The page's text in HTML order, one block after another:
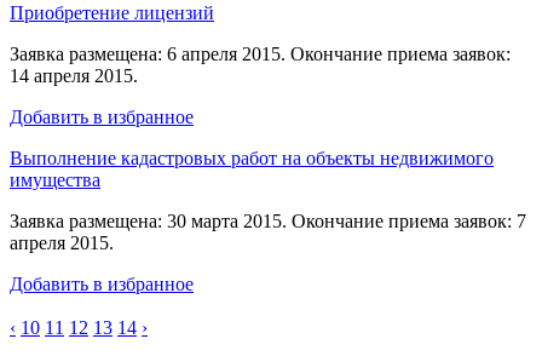
Приобретение лицензий
Заявка размещена: 6 апреля 2015. Окончание приема заявок:
14 апреля 2015.
Добавить в избранное
Выполнение кадастровых работ на объекты недвижимого
имущества
Заявка размещена: 30 марта 2015. Окончание приема заявок: 7
апреля 2015.
Добавить в избранное
‹ 10 11 12 13 14 ›